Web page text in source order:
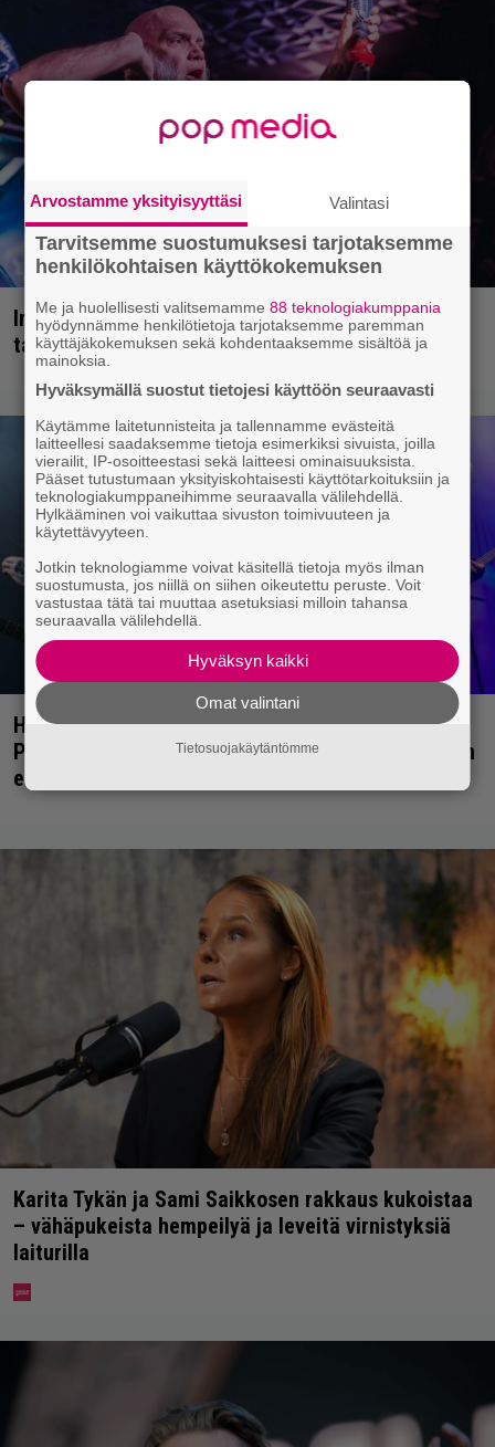
Iron Maidenin keulilla on laulanut tähän mennessä
tasan yksi legenda, julistaa ex-solisti
Hellsinki Metal Festival -galleria, osa 2: Opeth,
Paradise Lost, The Kovenant ja muut päätöspäivän
esiintyjät
Karita Tykän ja Sami Saikkosen rakkaus kukoistaa
– vähäpukeista hempeilyä ja leveitä virnistyksiä
laiturilla
Arvostamme yksityisyyttäsi Valintasi
Tarvitsemme suostumuksesi tarjotaksemme
henkilökohtaisen käyttökokemuksen
Me ja huolellisesti valitsemamme88 teknologiakumppania
hyödynnämme henkilötietoja tarjotaksemme paremman
käyttäjäkokemuksen sekä kohdentaaksemme sisältöä ja
mainoksia.
Hyväksymällä suostut tietojesi käyttöön seuraavasti
Käytämme laitetunnisteita ja tallennamme evästeitä
laitteellesi saadaksemme tietoja esimerkiksi sivuista, joilla
vierailit, IP-osoitteestasi sekä laitteesi ominaisuuksista.
Pääset tutustumaan yksityiskohtaisesti käyttötarkoituksiin ja
teknologiakumppaneihimme seuraavalla välilehdellä.
Hylkääminen voi vaikuttaa sivuston toimivuuteen ja
käytettävyyteen.
Jotkin teknologiamme voivat käsitellä tietoja myös ilman
suostumusta, jos niillä on siihen oikeutettu peruste. Voit
vastustaa tätä tai muuttaa asetuksiasi milloin tahansa
seuraavalla välilehdellä.
Hyväksyn kaikki
Omat valintani
Tietosuojakäytäntömme